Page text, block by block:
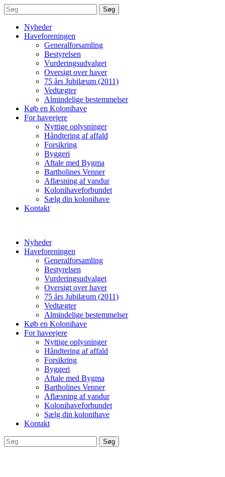
Søg
Nyheder
Haveforeningen
Generalforsamling
Bestyrelsen
Vurderingsudvalget
Oversigt over haver
75 års Jubilæum (2011)
Vedtægter
Almindelige bestemmelser
Køb en Kolonihave
For haveejere
Nyttige oplysninger
Håndtering af affald
Forsikring
Byggeri
Aftale med Bygma
Bartholines Venner
Aflæsning af vandur
Kolonihaveforbundet
Sælg din kolonihave
Kontakt
Nyheder
Haveforeningen
Generalforsamling
Bestyrelsen
Vurderingsudvalget
Oversigt over haver
75 års Jubilæum (2011)
Vedtægter
Almindelige bestemmelser
Køb en Kolonihave
For haveejere
Nyttige oplysninger
Håndtering af affald
Forsikring
Byggeri
Aftale med Bygma
Bartholines Venner
Aflæsning af vandur
Kolonihaveforbundet
Sælg din kolonihave
Kontakt
Søg